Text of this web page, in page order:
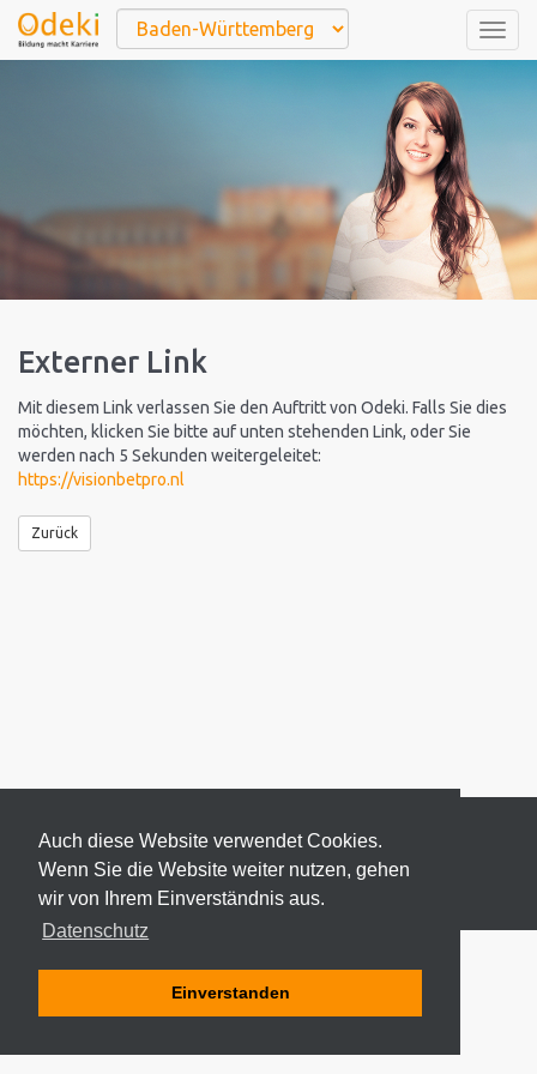
Auch diese Website verwendet Cookies.
Wenn Sie die Website weiter nutzen, gehen
wir von Ihrem Einverständnis aus.
Datenschutz
Einverstanden
Externer Link
Mit diesem Link verlassen Sie den Auftritt von Odeki. Falls Sie dies
möchten, klicken Sie bitte auf unten stehenden Link, oder Sie
werden nach 5 Sekunden weitergeleitet:
https://visionbetpro.nl
Zurück
© 2026 ODEKI - ALLE RECHTE VORBEHALTEN